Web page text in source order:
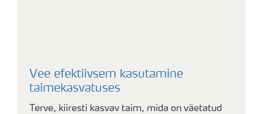
Vee efektiivsem kasutamine
taimekasvatuses
Terve, kiiresti kasvav taim, mida on väetatud